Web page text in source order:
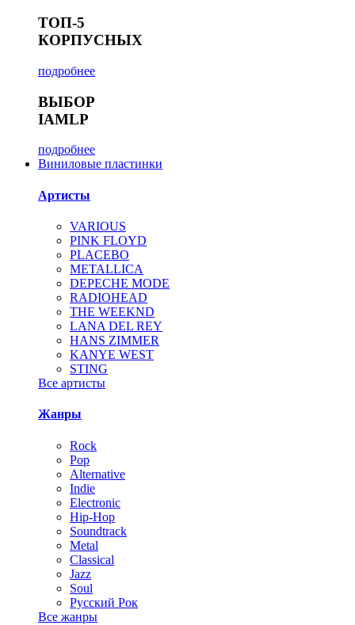
ТОП-5
КОРПУСНЫХ
подробнее
ВЫБОР
IAMLP
подробнее
Виниловые пластинки
Артисты
VARIOUS
PINK FLOYD
PLACEBO
METALLICA
DEPECHE MODE
RADIOHEAD
THE WEEKND
LANA DEL REY
HANS ZIMMER
KANYE WEST
STING
Все артисты
Жанры
Rock
Pop
Alternative
Indie
Electronic
Hip-Hop
Soundtrack
Metal
Classical
Jazz
Soul
Русский Рок
Все жанры